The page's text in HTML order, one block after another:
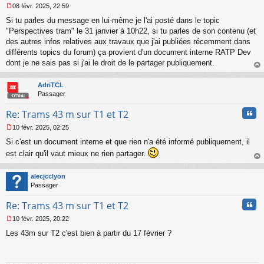
e
s
s
a
g
e
n
o
n
l
08 févr. 2025, 22:59
Si tu parles du message en lui-même je l'ai posté dans le topic
"Perspectives tram" le 31 janvier à 10h22, si tu parles de son contenu (et
des autres infos relatives aux travaux que j'ai publiées récemment dans
différents topics du forum) ça provient d'un document interne RATP Dev
dont je ne sais pas si j'ai le droit de le partager publiquement.
au
AdriTCL
Passager
Re: Trams 43 m sur T1 et T2
e
s
a
g
e
o
l
u
10 févr. 2025, 02:25
Si c'est un document interne et que rien n'a été informé publiquement, il
est clair qu'il vaut mieux ne rien partager.
au
alecjcclyon
Passager
Re: Trams 43 m sur T1 et T2
e
10 févr. 2025, 20:22
Les 43m sur T2 c'est bien à partir du 17 février ?